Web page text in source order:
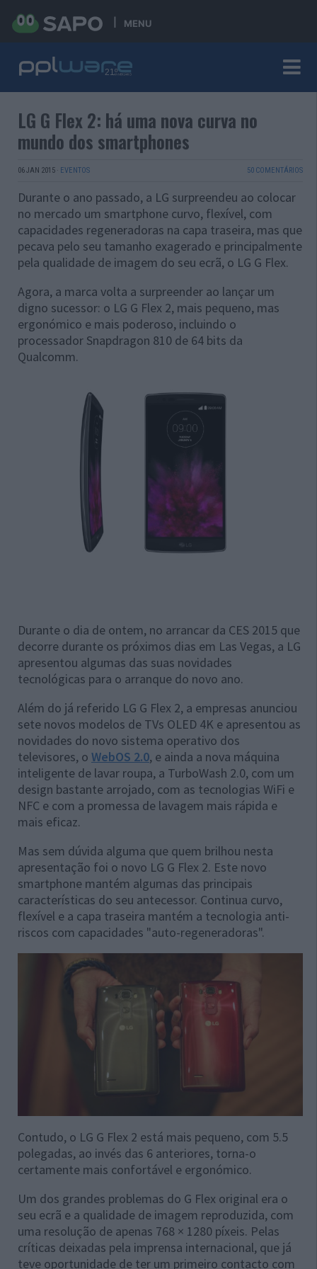
MENU
LG G Flex 2: há uma nova curva no
mundo dos smartphones
06 JAN 2015 · EVENTOS 50 COMENTÁRIOS
Durante o ano passado, a LG surpreendeu ao colocar
no mercado um smartphone curvo, flexível, com
capacidades regeneradoras na capa traseira, mas que
pecava pelo seu tamanho exagerado e principalmente
pela qualidade de imagem do seu ecrã, o LG G Flex.
Agora, a marca volta a surpreender ao lançar um
digno sucessor: o LG G Flex 2, mais pequeno, mas
ergonómico e mais poderoso, incluindo o
processador Snapdragon 810 de 64 bits da
Qualcomm.
Durante o dia de ontem, no arrancar da CES 2015 que
decorre durante os próximos dias em Las Vegas, a LG
apresentou algumas das suas novidades
tecnológicas para o arranque do novo ano.
Além do já referido LG G Flex 2, a empresas anunciou
sete novos modelos de TVs OLED 4K e apresentou as
novidades do novo sistema operativo dos
televisores, o WebOS 2.0, e ainda a nova máquina
inteligente de lavar roupa, a TurboWash 2.0, com um
design bastante arrojado, com as tecnologias WiFi e
NFC e com a promessa de lavagem mais rápida e
mais eficaz.
Mas sem dúvida alguma que quem brilhou nesta
apresentação foi o novo LG G Flex 2. Este novo
smartphone mantém algumas das principais
características do seu antecessor. Continua curvo,
flexível e a capa traseira mantém a tecnologia anti-
riscos com capacidades "auto-regeneradoras".
Contudo, o LG G Flex 2 está mais pequeno, com 5.5
polegadas, ao invés das 6 anteriores, torna-o
certamente mais confortável e ergonómico.
Um dos grandes problemas do G Flex original era o
seu ecrã e a qualidade de imagem reproduzida, com
uma resolução de apenas 768 × 1280 píxeis. Pelas
críticas deixadas pela imprensa internacional, que já
teve oportunidade de ter um primeiro contacto com